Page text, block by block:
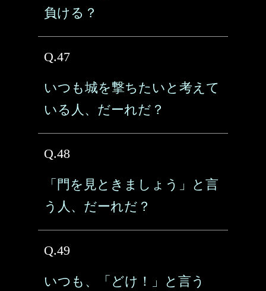
負ける？
Q.47
いつも城を撃ちたいと考えて
いる人、だーれだ？
Q.48
「門を見ときましょう」と言
う人、だーれだ？
Q.49
いつも、「どけ！」と言う